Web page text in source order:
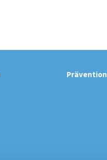
Prävention